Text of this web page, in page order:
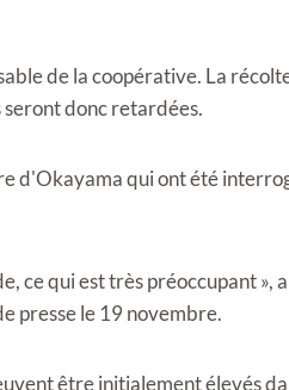
de la coopérative. La
seront donc retardées.
d'Okayama qui ont été
ce qui est très préoccupant »,
presse le 19 novembre.
être initialement élevés